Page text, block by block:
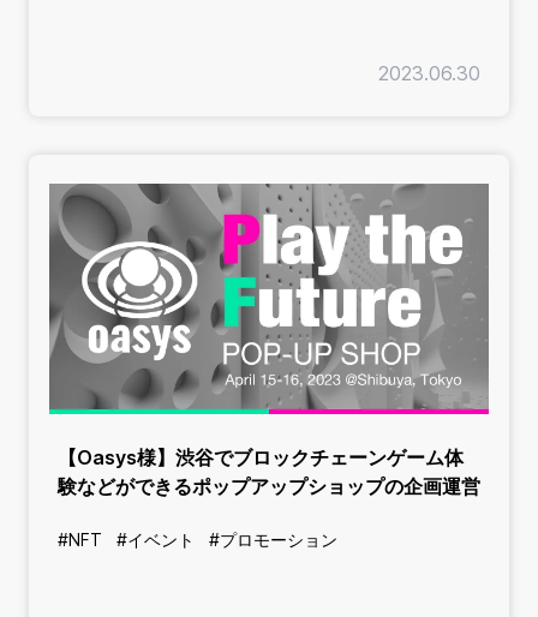
2023.06.30
【Oasys様】渋谷でブロックチェーンゲーム体
験などができるポップアップショップの企画運営
#NFT #イベント #プロモーション